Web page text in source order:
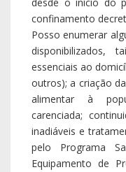
confinamento
Posso enumerar
essenciais ao
outros); a criação
alimentar à
carenciada;
inadiáveis e
pelo Programa
Equipamento de